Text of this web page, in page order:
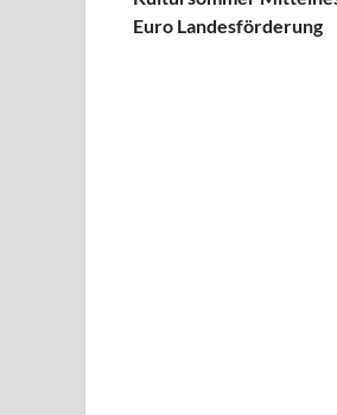
Euro Landesförderung